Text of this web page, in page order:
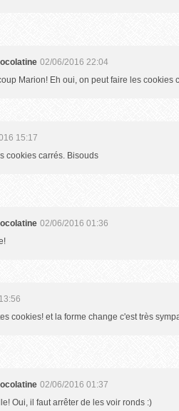
02/06/2016 22:04
Marion! Eh oui, on peut faire les cookies
15:17
cookies carrés. Bisouds
02/06/2016 01:36
cookies! et la forme change c'est très
02/06/2016 01:37
Oui, il faut arrêter de les voir ronds :)